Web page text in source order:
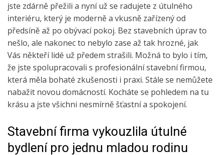
jste zdárně přežili a nyní už se radujete z útulného
interiéru, který je moderně a vkusně zařízený od
předsíně až po obývací pokoj. Bez stavebních úprav to
nešlo, ale nakonec to nebylo zase až tak hrozné, jak
Vás někteří lidé už předem strašili. Možná to bylo i tím,
že jste spolupracovali s profesionální stavební firmou,
která měla bohaté zkušenosti i praxi. Stále se nemůžete
nabažit novou domácností. Kocháte se pohledem na tu
krásu a jste všichni nesmírně šťastní a spokojení.
Stavební firma vykouzlila útulné
bydlení pro jednu mladou rodinu